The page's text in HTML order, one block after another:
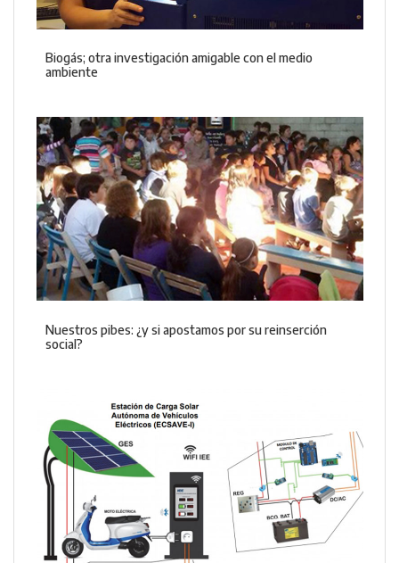
Biogás; otra investigación amigable con el medio
ambiente
Nuestros pibes: ¿y si apostamos por su reinserción
social?